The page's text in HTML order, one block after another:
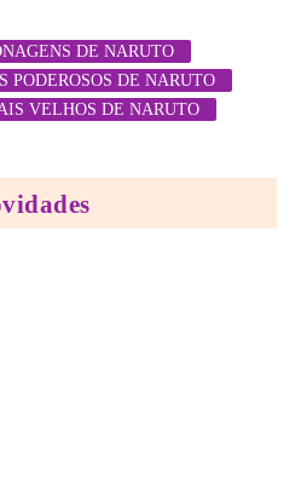
DE NARUTO
PODEROSOS DE NARUTO
VELHOS DE NARUTO